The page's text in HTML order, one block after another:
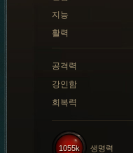
지능
활력
공격력
강인함
회복력
1055k 생명력